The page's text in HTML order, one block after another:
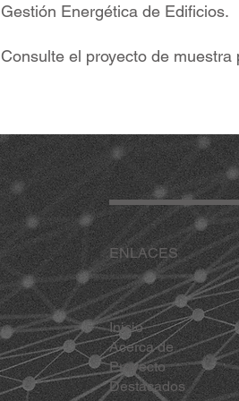
Gestión Energética de Edificios.
Consulte el proyecto de
ENLACES
Inicio
Acerca de
Proyecto
Destacados